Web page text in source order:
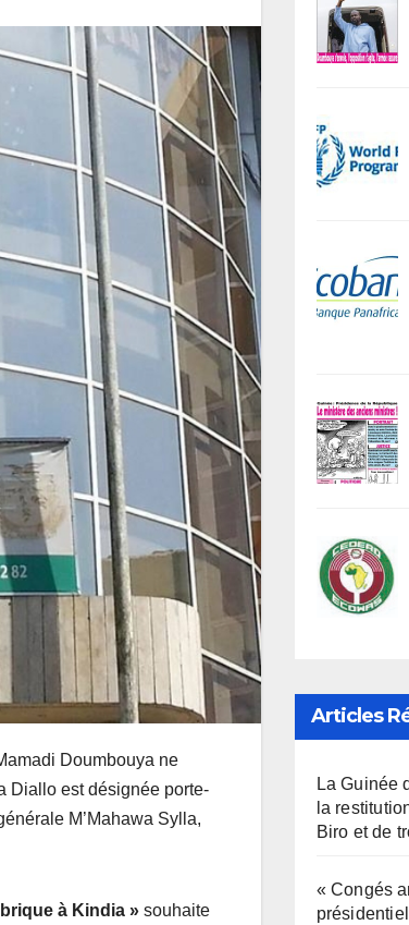
Doumbouya ne
Diallo est désignée porte-
M’Mahawa Sylla,
à Kindia » souhaite
Articles
La Guinée
la
Biro et de
« Congés